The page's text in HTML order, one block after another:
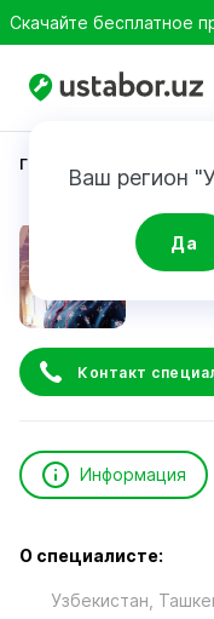
Скачайте бесплатное
Ваш регион
Да
Главная
Контакт
Информация
О специалисте:
Узбекистан,